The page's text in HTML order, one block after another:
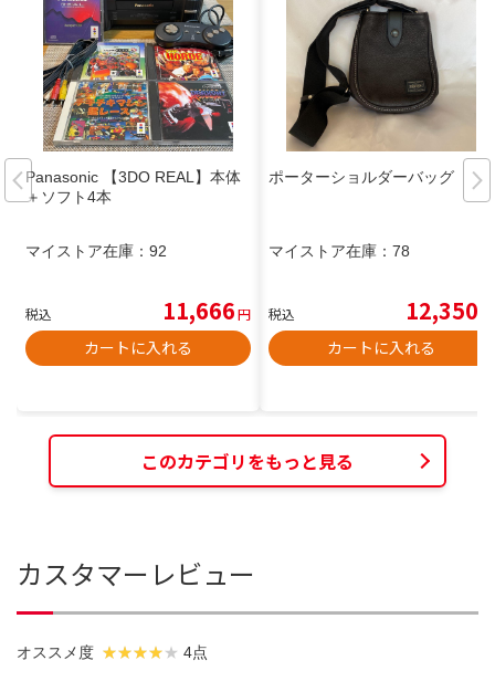
Panasonic 【3DO REAL】本体
＋ソフト4本
マイストア在庫： 92
税込 11,666円
カートに入れる
ポーターショルダーバッグ
マイストア在庫： 78
税込 12,350
カートに入れる
このカテゴリをもっと見る
カスタマーレビュー
オススメ度 4点